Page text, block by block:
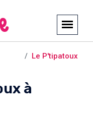
Le P'tipatoux
à